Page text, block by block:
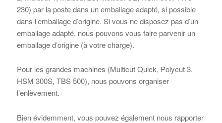
230) par la poste dans un emballage adapté, si possible
dans l’emballage d’origine. Si vous ne disposez pas d’un
emballage adapté, nous pouvons vous faire parvenir un
emballage d’origine (à votre charge).
Pour les grandes machines (Multicut Quick, Polycut 3,
HSM 300S, TBS 500), nous pouvons organiser
l’enlèvement.
Bien évidemment, vous pouvez également nous rapporter